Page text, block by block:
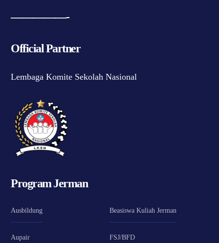
—————-
Official Partner
Lembaga Komite Sekolah Nasional
Program Jerman
Ausbildung Beasiswa Kuliah Jerman
Aupair FSJ/BFD